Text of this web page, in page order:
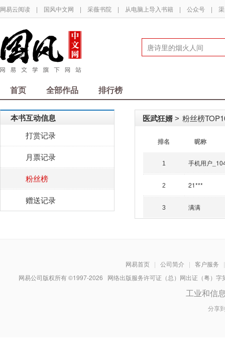
网易云阅读 | 国风中文网 | 采薇书院 | 从电脑上导入书籍 | 公众号 |
首页 全部作品 排行榜
本书互动信息
打赏记录
月票记录
粉丝榜
赠送记录
医武狂婿 > 粉丝榜
排名 昵称
1 手机用户
2 21***
3 满满
网易首页 | 公司简介 | 客户服务
|
网易公司版权所有 ©1997-2026 网络出版服务许可证（总）网出证（粤）
工业和信
分享